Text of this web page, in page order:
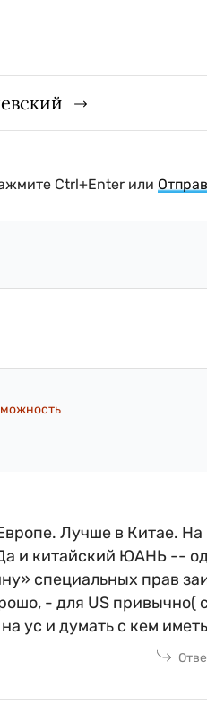
Ctrl+Enter или
Лучше в Китае.
и китайский ЮАНЬ --
специальных прав
- для US привычно(
ус и думать с кем